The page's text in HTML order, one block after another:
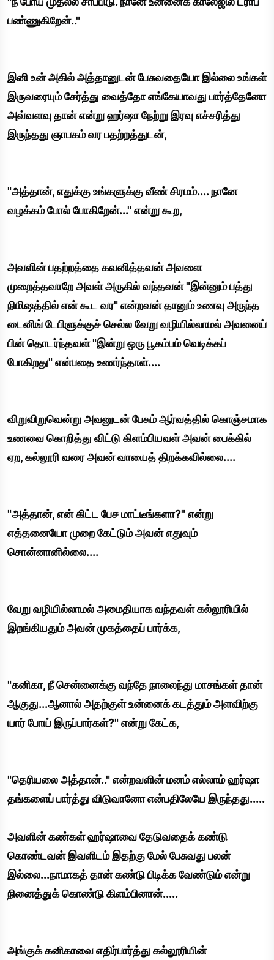
பண்ணுகிறேன்.."
இனி உன் அகில் அத்தானுடன் பேசுவதையோ இல்லை உங்கள்
இருவரையும் சேர்த்து வைத்தோ எங்கேயாவது பார்த்தேனோ
அவ்வளவு தான் என்று ஹர்ஷா நேற்று இரவு எச்சரித்து
இருந்தது ஞாபகம் வர பதற்றத்துடன்,
"அத்தான், எதுக்கு உங்களுக்கு வீண் சிரமம்.... நானே
வழக்கம் போல் போகிறேன்..." என்று கூற,
அவளின் பதற்றத்தை கவனித்தவன் அவளை
முறைத்தவாறே அவள் அருகில் வந்தவன் "இன்னும் பத்து
நிமிஷத்தில் என் கூட வர" என்றவன் தானும் உணவு அருந்த
டைனிங் டேபிளுக்குச் செல்ல வேறு வழியில்லாமல் அவனைப்
பின் தொடர்ந்தவள் "இன்று ஒரு பூகம்பம் வெடிக்கப்
போகிறது" என்பதை உணர்ந்தாள்....
விறுவிறுவென்று அவனுடன் பேசும் ஆர்வத்தில் கொஞ்சமாக
உணவை கொறித்து விட்டு கிளம்பியவள் அவன் பைக்கில்
ஏற, கல்லூரி வரை அவன் வாயைத் திறக்கவில்லை....
"அத்தான், என் கிட்ட பேச மாட்டீங்களா?" என்று
எத்தனையோ முறை கேட்டும் அவன் எதுவும்
சொன்னானில்லை....
வேறு வழியில்லாமல் அமைதியாக வந்தவள் கல்லூரியில்
இறங்கியதும் அவன் முகத்தைப் பார்க்க,
"கனிகா, நீ சென்னைக்கு வந்தே நாலைந்து மாசங்கள் தான்
ஆகுது...ஆனால் அதற்குள் உன்னைக் கடத்தும் அளவிற்கு
யார் போய் இருப்பார்கள்?" என்று கேட்க,
"தெரியலை அத்தான்.." என்றவளின் மனம் எல்லாம் ஹர்ஷா
தங்களைப் பார்த்து விடுவானோ என்பதிலேயே இருந்தது.....
அவளின் கண்கள் ஹர்ஷாவை தேடுவதைக் கண்டு
கொண்டவன் இவளிடம் இதற்கு மேல் பேசுவது பலன்
இல்லை...நாமாகத் தான் கண்டு பிடிக்க வேண்டும் என்று
நினைத்துக் கொண்டு கிளம்பினான்.....
அங்குக் கனிகாவை எதிர்பார்த்து கல்லூரியின்